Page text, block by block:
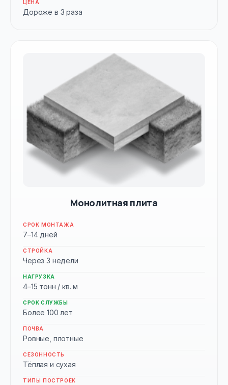
ЦЕНА
Дороже в 3 раза
Монолитная плита
СРОК МОНТАЖА
7–14 дней
СТРОЙКА
Через 3 недели
НАГРУЗКА
4–15 тонн / кв. м
СРОК СЛУЖБЫ
Более 100 лет
ПОЧВА
Ровные, плотные
СЕЗОННОСТЬ
Тёплая и сухая
ТИПЫ ПОСТРОЕК